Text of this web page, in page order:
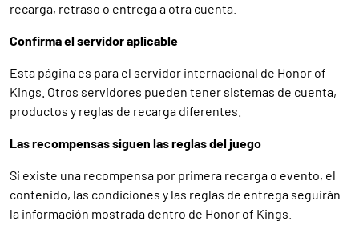
recarga, retraso o entrega a otra cuenta.
Confirma el servidor aplicable
Esta página es para el servidor internacional de Honor of
Kings. Otros servidores pueden tener sistemas de cuenta,
productos y reglas de recarga diferentes.
Las recompensas siguen las reglas del juego
Si existe una recompensa por primera recarga o evento, el
contenido, las condiciones y las reglas de entrega seguirán
la información mostrada dentro de Honor of Kings.